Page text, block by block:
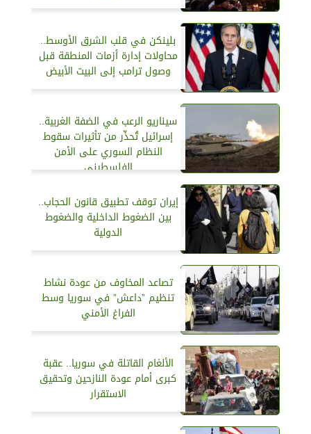
بلينكن في قلب الشرق الأوسط..
محاولات إدارة أزمات المنطقة قبل
وصول ترامب إلى البيت الأبيض
سيناريو الرعب في الضفة الغربية..
إسرائيل تُحذّر من تأثيرات سقوط
النظام السوري على الأمن
الفلسطيني
إيران توقف تطبيق قانون الحجاب..
بين الضغوط الداخلية والضغوط
الدولية
تصاعد المخاوف من عودة نشاط
تنظيم ”داعش” في سوريا وسط
الفراغ الأمني
الألغام القاتلة في سوريا.. عقبة
كبرى أمام عودة النازحين وتحقيق
الاستقرار